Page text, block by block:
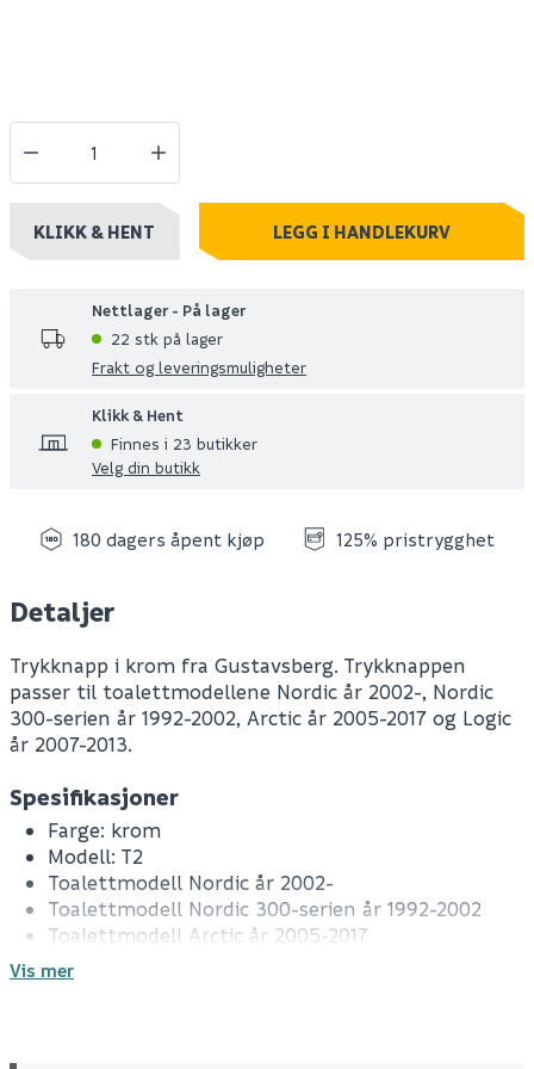
KLIKK & HENT LEGG I HANDLEKURV
Nettlager - På lager
22 stk på lager
Frakt og leveringsmuligheter
Klikk & Hent
Finnes i 23 butikker
Velg din butikk
180 dagers åpent kjøp 125% pristrygghet
Detaljer
Trykknapp i krom fra Gustavsberg. Trykknappen
passer til toalettmodellene Nordic år 2002-, Nordic
300-serien år 1992-2002, Arctic år 2005-2017 og Logic
år 2007-2013.
Spesifikasjoner
Farge: krom
Modell: T2
Toalettmodell Nordic år 2002-
Toalettmodell Nordic 300-serien år 1992-2002
Toalettmodell Arctic år 2005-2017
Vis mer